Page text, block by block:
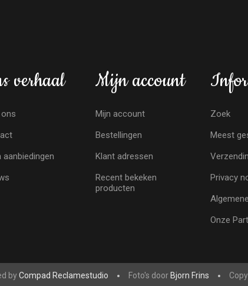
verhaal
aanbiedingen
Mijn account
Mijn account
Bestellingen
Klant adressen
Recent bekeken
producten
Zoek
Meest
Privacy
Onze
byCompad Reclamestudio Foto's door Bjorn Frins